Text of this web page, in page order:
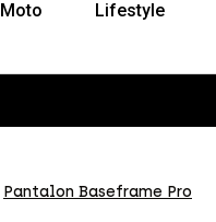
Moto Lifestyle
Pantalon Baseframe Pro